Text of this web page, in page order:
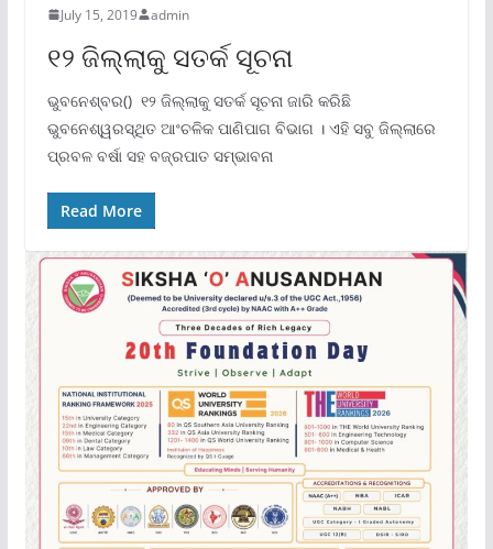
July 15, 2019 admin
୧୨ ଜିଲ୍ଲାକୁ ସତର୍କ ସୂଚନା
ଭୁବନେଶ୍ବର() ୧୨ ଜିଲ୍ଲାକୁ ସତର୍କ ସୂଚନା ଜାରି କରିଛି
ଭୁବନେଶ୍ୱରସ୍ଥିତ ଆଂଚଳିକ ପାଣିପାଗ ବିଭାଗ । ଏହି ସବୁ ଜିଲ୍ଲାରେ
ପ୍ରବଳ ବର୍ଷା ସହ ବଜ୍ରପାତ ସମ୍ଭାବନା
Read More